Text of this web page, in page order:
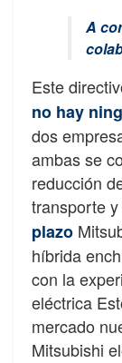
A
Este
no hay
dos
ambas se
reducción
transporte
plazo
híbrida
con la
eléctrica
mercado
Mitsubishi